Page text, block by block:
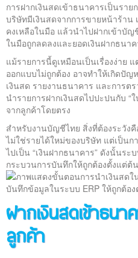
การทำ Bank Reconciliation ส
ความเสี่ยงด้าน Audit ถ้าบันทึกผิ
แนวทางการออกแบบระบบ
สรุป
การฝากเงินสดเข้าธนาคารเป็นราย
บริษัทมีเงินสดจากการขายหน้าร้าน
คงเหลือในมือ แล้วนำไปฝากเข้าบั
ในมือถูกลดลงและยอดเงินฝากธนา
แม้รายการนี้ดูเหมือนเป็นเรื่องง่าย
ออกแบบไม่ถูกต้อง อาจทำให้เกิดปัญ
เงินสด รายงานธนาคาร และการต
นำรายการฝากเงินสดไปปะปนกับ “ใ
จากลูกค้าโดยตรง
สำหรับงานบัญชีไทย สิ่งที่ต้องระวัง
ไม่ใช่รายได้ใหม่ของบริษัท แต่เป็นก
ไปเป็น “เงินฝากธนาคาร” ดังนั้นระ
กระบวนการบันทึกให้ถูกต้องตั้งแต่ต้น
ฝากเงินสดเข้าธนา
ลูกค้า